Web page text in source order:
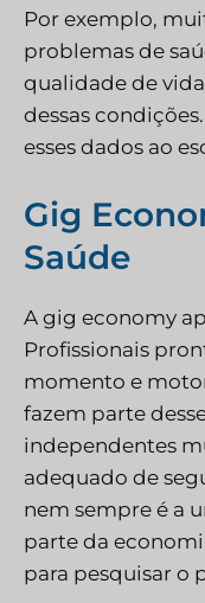
Por exemplo,
problemas de
qualidade de
dessas
esses dados ao
Gig
Saúde
A gig economy
Profissionais
momento e
fazem parte
independentes
adequado de
nem sempre é a
parte da
para pesquisar o